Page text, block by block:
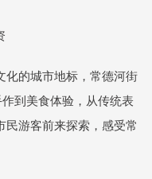
化的城市地标，常德河街
到美食体验，从传统表
游客前来探索，感受常